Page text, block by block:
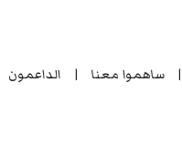
| ساهموا معنا | الداعمون